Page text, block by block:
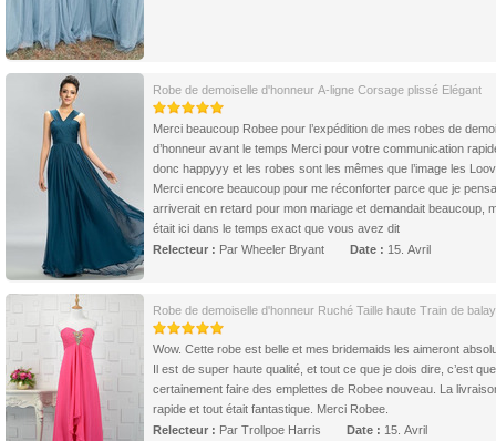
Robe de demoiselle d'honneur A-ligne Corsage plissé Elégant
Merci beaucoup Robee pour l’expédition de mes robes de
d’honneur avant le temps Merci pour votre communication
donc happyyy et les robes sont les mêmes que l’image les
Merci encore beaucoup pour me réconforter parce que je
arriverait en retard pour mon mariage et demandait beaucoup,
était ici dans le temps exact que vous avez dit
Relecteur : Par Wheeler Bryant Date : 15. Avril
Robe de demoiselle d'honneur Ruché Taille haute Train de
Wow. Cette robe est belle et mes bridemaids les aimeront
Il est de super haute qualité, et tout ce que je dois dire, c’est
certainement faire des emplettes de Robee nouveau. La
rapide et tout était fantastique. Merci Robee.
Relecteur : Par Trollpoe Harris Date : 15. Avril